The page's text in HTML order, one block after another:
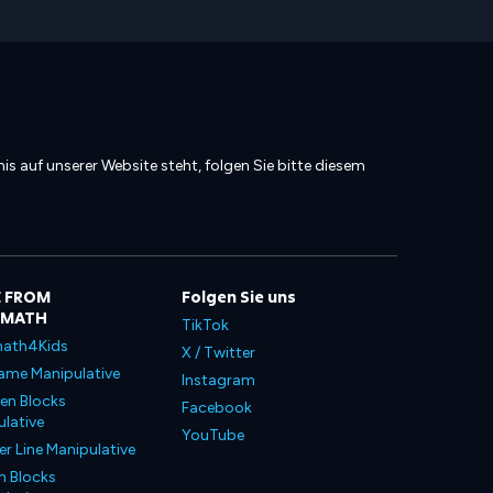
auf unserer Website steht, folgen Sie bitte diesem
FROM
Manipulative
Blocks
Line Manipulative
Blocks
Folgen Sie uns
TikTok
X / Twitter
Instagram
Facebook
YouTube